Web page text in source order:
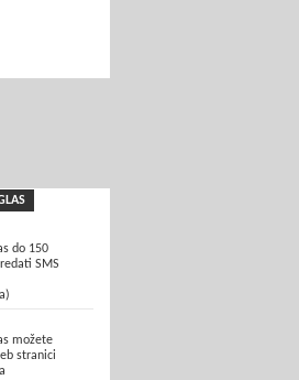
do 150
SMS
možete
stranici